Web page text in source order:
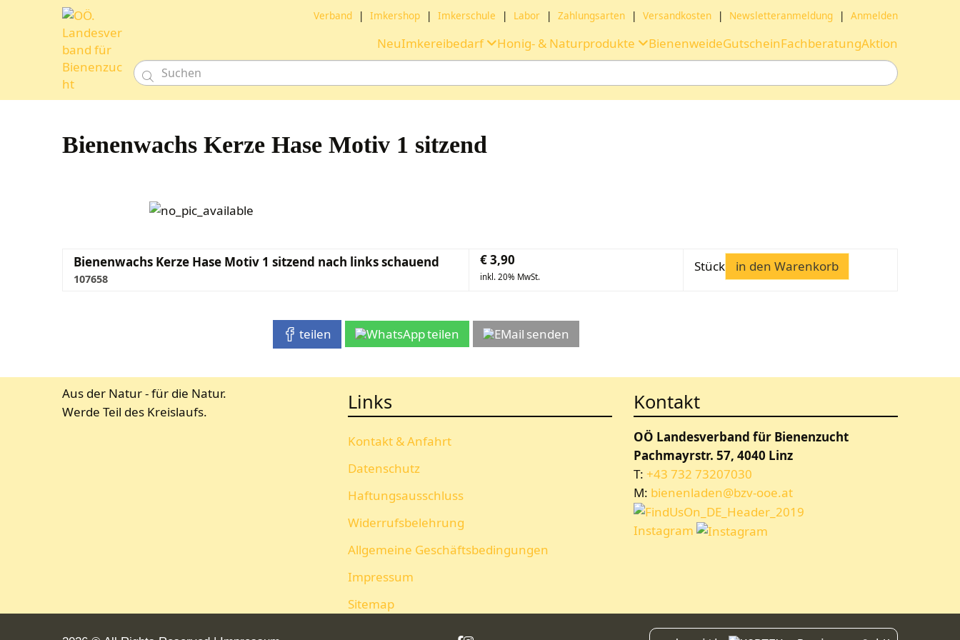
Verband | Imkershop | Imkerschule | Labor | Zahlungsarten | Versandkosten | Newsletteranmeldung | Anmelden
NeuImkereibedarf Honig- & Naturprodukte BienenweideGutscheinFachberatungAktion

Bienenwachs Kerze Hase Motiv 1 sitzend
Bienenwachs Kerze Hase Motiv 1 sitzend nach links schauend
107658
€3,90
inkl. 20% MwSt.
Stück in den Warenkorb
teilen teilen senden
Aus der Natur - für die Natur.
Werde Teil des Kreislaufs.
Links
Kontakt & Anfahrt
Datenschutz
Haftungsausschluss
Widerrufsbelehrung
Allgemeine Geschäftsbedingungen
Impressum
Sitemap
Kontakt
OÖ Landesverband für Bienenzucht
Pachmayrstr. 57, 4040 Linz
T: +43 732 73207030
M: bienenladen@bzv-ooe.at
Instagram